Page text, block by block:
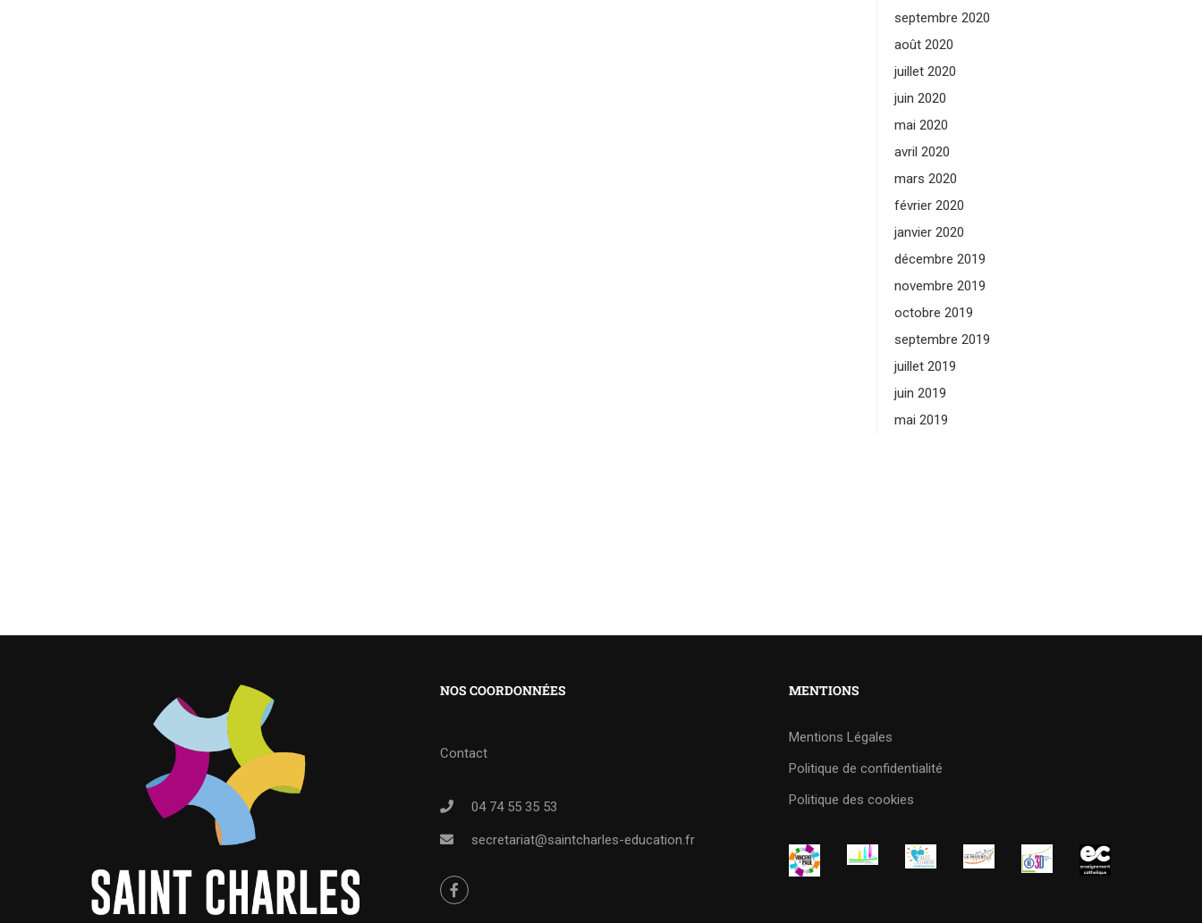
septembre 2020
août 2020
juillet 2020
juin 2020
mai 2020
avril 2020
mars 2020
février 2020
janvier 2020
décembre 2019
novembre 2019
octobre 2019
septembre 2019
juillet 2019
juin 2019
mai 2019
NOS COORDONNÉES
Contact
04 74 55 35 53
secretariat@saintcharles-education.fr
MENTIONS
Mentions Légales
Politique de confidentialité
Politique des cookies